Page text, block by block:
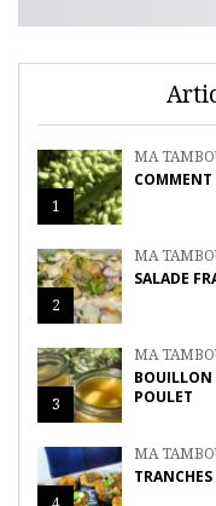
1
MA
COMMENT
2
MA
SALADE
3
MA
BOUILLON
POULET
MA